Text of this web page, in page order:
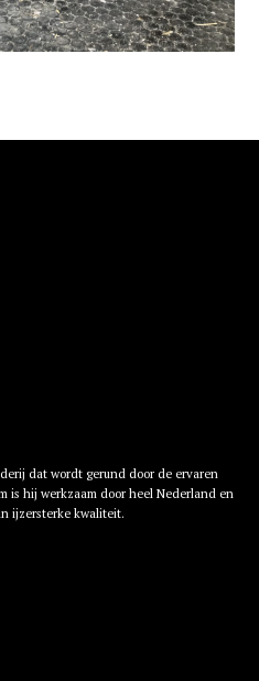
dat wordt gerund door de ervaren
is hij werkzaam door heel Nederland en
ijzersterke kwaliteit.